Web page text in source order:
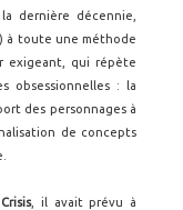
dernière décennie,
à toute une méthode
exigeant, qui répète
obsessionnelles : la
des personnages à
de concepts
, il avait prévu à